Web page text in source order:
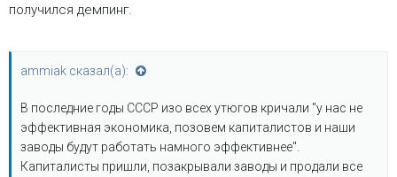
получился демпинг.
ammiak сказал(а):
В последние годы СССР изо всех утюгов кричали "у нас не
эффективная экономика, позовем капиталистов и наши
заводы будут работать намного эффективнее".
Капиталисты пришли, позакрывали заводы и продали все